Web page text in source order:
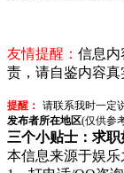
友情提醒： 信息内
责，请自鉴内容真
提醒： 请联系我时一定
发布者所在地区(仅供参
三个小贴士：求
本信息来源于娱